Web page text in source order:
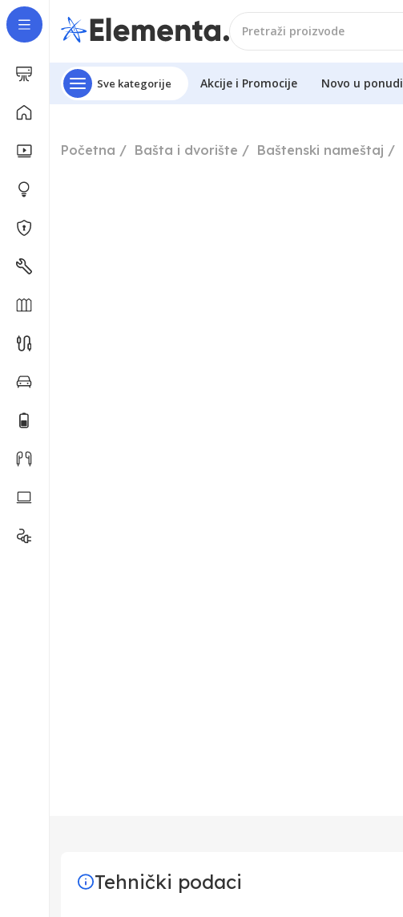
Sve kategorije Akcije i Promocije Novo u ponudi
Početna Bašta i dvorište Baštenski nameštaj
Tehnički podaci